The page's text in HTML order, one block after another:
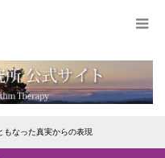
もなった真実からの表現